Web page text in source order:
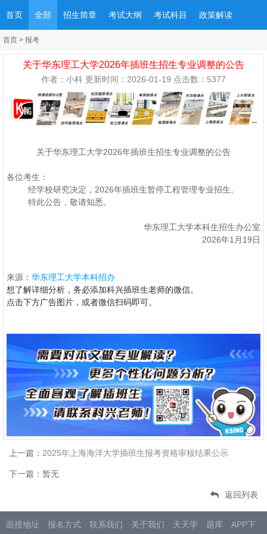
首页 全部 招生简章 考试大纲 考试科目 政策解读
首页 > 报考
关于华东理工大学2026年插班生招生专业调整的公告
作者：小科 更新时间：2026-01-19 点击数： 5377
关于华东理工大学2026年插班生招生专业调整的公告
各位考生：
经学校研究决定，2026年插班生暂停工程管理专业招生。
特此公告，敬请知悉。
华东理工大学本科生招生办公室
2026年1月19日
来源： 华东理工大学本科招办
想了解详细分析，务必添加科兴插班生老师的微信。
点击下方广告图片，或者微信扫码即可。
上一篇： 2025年上海海洋大学插班生报考资格审核结果公示
下一篇：暂无
返回列表
面授地址 报名方式 联系我们 关于我们 天天学 题库 APP下